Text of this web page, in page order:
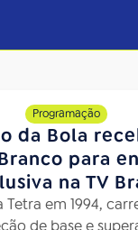
Programação
da Bola
para
na TV
em 1994,
de base e